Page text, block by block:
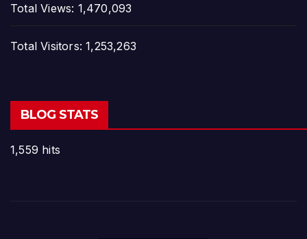
Total Views: 1,470,093
Total Visitors:1,253,263
BLOG STATS
1,559 hits